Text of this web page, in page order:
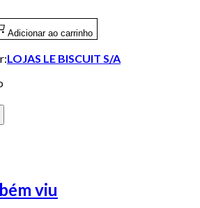
Adicionar ao carrinho
LOJAS LE BISCUIT S/A
viu